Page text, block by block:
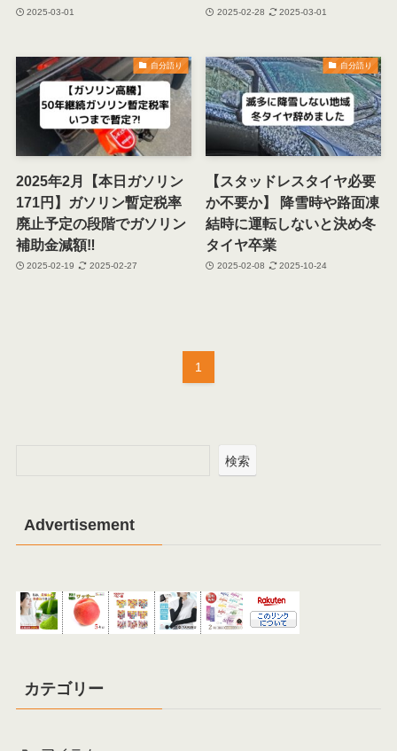
2025-03-01 2025-02-28 2025-03-01
自分語り
2025年2月【本日ガソリン
171円】ガソリン暫定税率
廃止予定の段階でガソリン
補助金減額‼
2025-02-19 2025-02-27
自分語り
【スタッドレスタイヤ必要
か不要か】 降雪時や路面凍
結時に運転しないと決め冬
タイヤ卒業
2025-02-08 2025-10-24
1
検索
Advertisement
カテゴリー